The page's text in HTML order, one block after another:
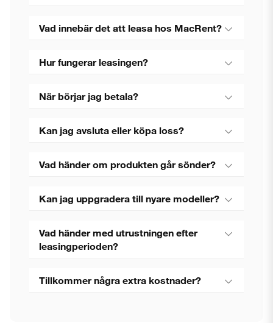
Vad innebär det att leasa hos MacRent?
Hur fungerar leasingen?
När börjar jag betala?
Kan jag avsluta eller köpa loss?
Vad händer om produkten går sönder?
Kan jag uppgradera till nyare modeller?
Vad händer med utrustningen efter
leasingperioden?
Tillkommer några extra kostnader?